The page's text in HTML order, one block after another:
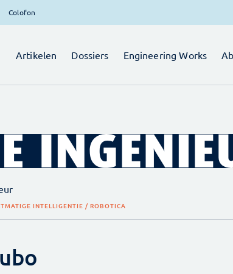
Colofon
Artikelen Dossiers Engineering Works
INTELLIGENTIE / ROBOTICA